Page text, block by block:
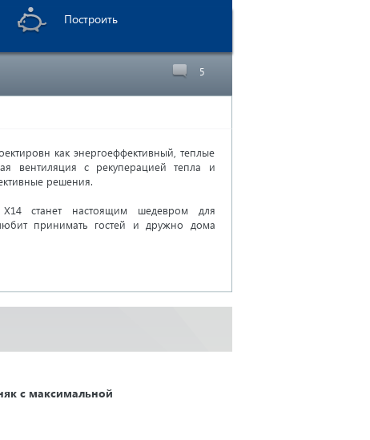
Построить
5
как энергоеффективный, теплые
вентиляция с рекуперацией тепла и
решения.
X14 станет настоящим шедевром для
принимать гостей и дружно дома
с максимальной